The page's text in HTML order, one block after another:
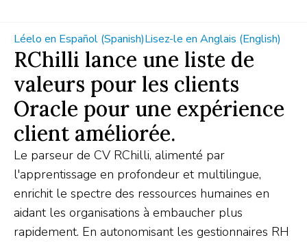
Léelo en Español (Spanish)Lisez-le en Anglais (English)
RChilli lance une liste de
valeurs pour les clients
Oracle pour une expérience
client améliorée.
Le parseur de CV RChilli, alimenté par
l'apprentissage en profondeur et multilingue,
enrichit le spectre des ressources humaines en
aidant les organisations à embaucher plus
rapidement. En autonomisant les gestionnaires RH